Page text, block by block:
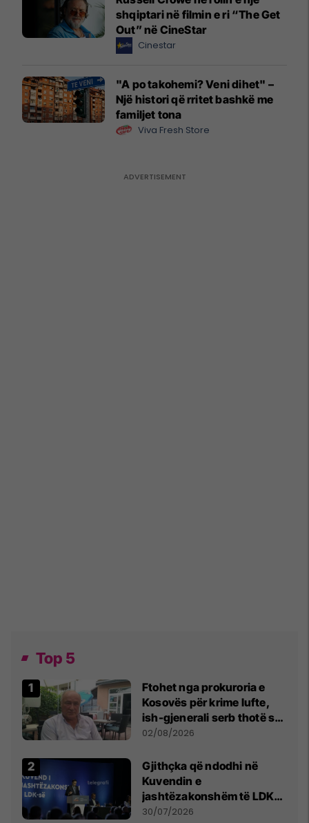
shqiptari në filmin e ri “The Get
Out” në CineStar
Cinestar
"A po takohemi? Veni dihet" –
Një histori që rritet bashkë me
familjet tona
Viva Fresh Store
Top 5
Ftohet nga prokuroria e
Kosovës për krime lufte,
ish-gjenerali serb thotë se
dikush e tradhtoi në
02/08/2026
Gjithçka që ndodhi në
Kuvendin e
jashtëzakonshëm të LDK-
së
30/07/2026